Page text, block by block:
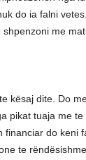
do ia falni
me
kësaj dite. Do
pikat tuaja me
do keni
te rëndësishme.